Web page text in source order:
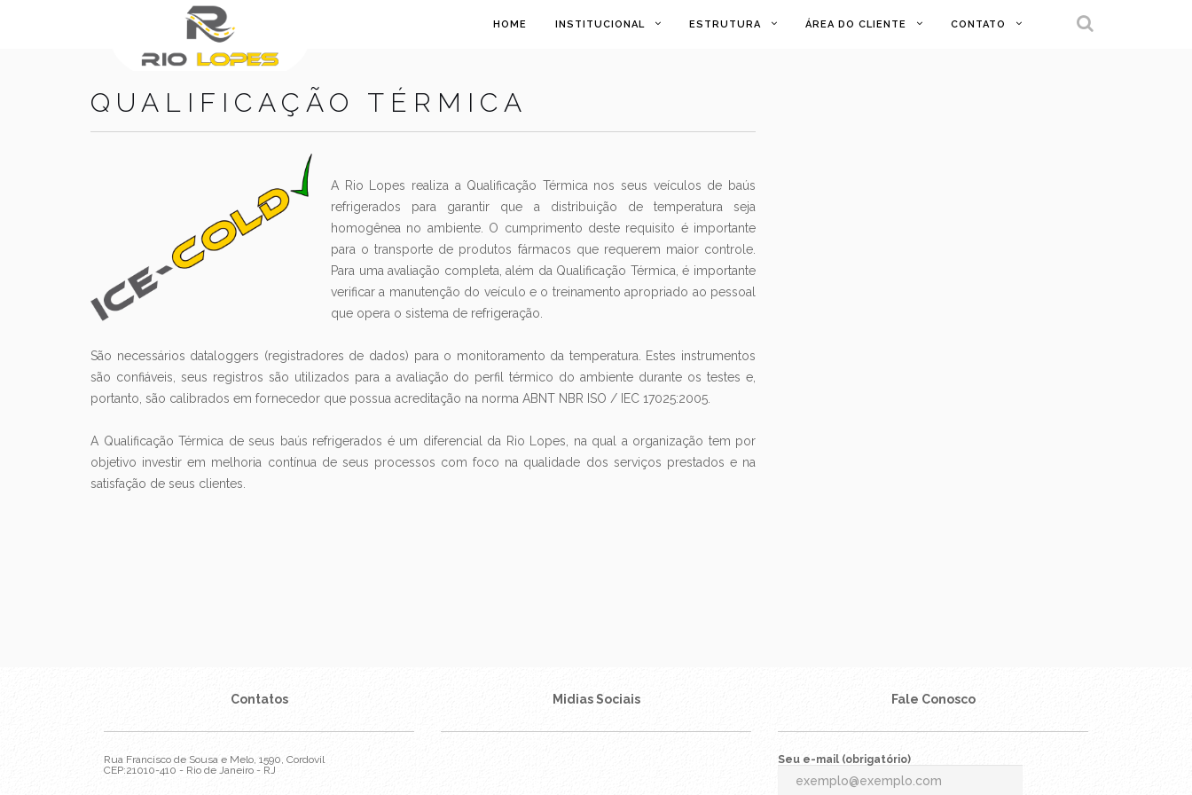
HOME INSTITUCIONAL ESTRUTURA ÁREA DO CLIENTE CONTATO
QUALIFICAÇÃO TÉRMICA
A Rio Lopes realiza a Qualificação Térmica nos seus veículos de baús
refrigerados para garantir que a distribuição de temperatura seja
homogênea no ambiente. O cumprimento deste requisito é importante
para o transporte de produtos fármacos que requerem maior controle.
Para uma avaliação completa, além da Qualificação Térmica, é importante
verificar a manutenção do veículo e o treinamento apropriado ao pessoal
que opera o sistema de refrigeração.
São necessários dataloggers (registradores de dados) para o monitoramento da temperatura. Estes instrumentos
são confiáveis, seus registros são utilizados para a avaliação do perfil térmico do ambiente durante os testes e,
portanto, são calibrados em fornecedor que possua acreditação na norma ABNT NBR ISO / IEC 17025:2005.
A Qualificação Térmica de seus baús refrigerados é um diferencial da Rio Lopes, na qual a organização tem por
objetivo investir em melhoria contínua de seus processos com foco na qualidade dos serviços prestados e na
satisfação de seus clientes.
Contatos
Rua Francisco de Sousa e Melo, 1590, Cordovil
CEP:21010-410 - Rio de Janeiro - RJ
Midias Sociais Fale Conosco
Seu e-mail (obrigatório)